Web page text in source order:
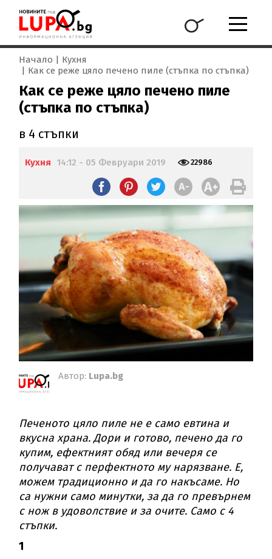
Начало
Кухня
Как се реже цяло печено пиле (стъпка по стъпка)
Как се реже цяло печено пиле
(стъпка по стъпка)
в 4 стъпки
Кухня 14:12 - 05 Февруари 2019 22986
Автор: Lupa.bg
Печеното цяло пиле не е само евтина и
вкусна храна. Дори и готово, печено да го
купим, ефектният обяд или вечеря се
получават с перфектното му нарязване. Е,
можем традиционно и да го накъсаме. Но
са нужни само минутки, за да го превърнем
с нож в удоволствие и за очите. Само с 4
стъпки.
1